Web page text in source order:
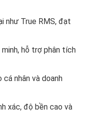
như True RMS, đạt
hỗ trợ phân tích
cá nhân và doanh
xác, độ bền cao và